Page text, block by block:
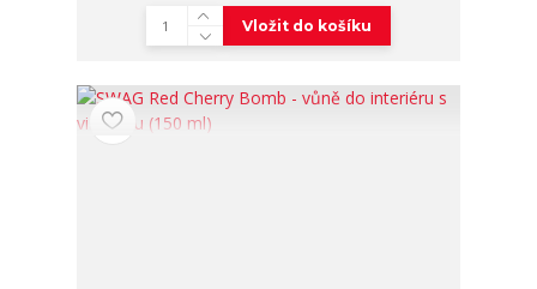
Vložit do košíku